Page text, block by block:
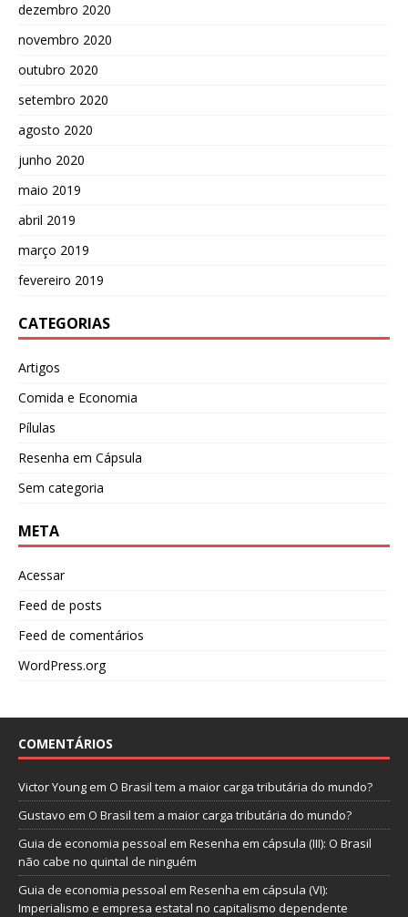
dezembro 2020
novembro 2020
outubro 2020
setembro 2020
agosto 2020
junho 2020
maio 2019
abril 2019
março 2019
fevereiro 2019
CATEGORIAS
Artigos
Comida e Economia
Pílulas
Resenha em Cápsula
Sem categoria
META
Acessar
Feed de posts
Feed de comentários
WordPress.org
COMENTÁRIOS
Victor Youngem O Brasil tem a maior carga tributária do mundo?
Gustavo em O Brasil tem a maior carga tributária do mundo?
Guia de economia pessoal em Resenha em cápsula (III): O Brasil
não cabe no quintal de ninguém
Guia de economia pessoal em Resenha em cápsula (VI):
Imperialismo e empresa estatal no capitalismo dependente